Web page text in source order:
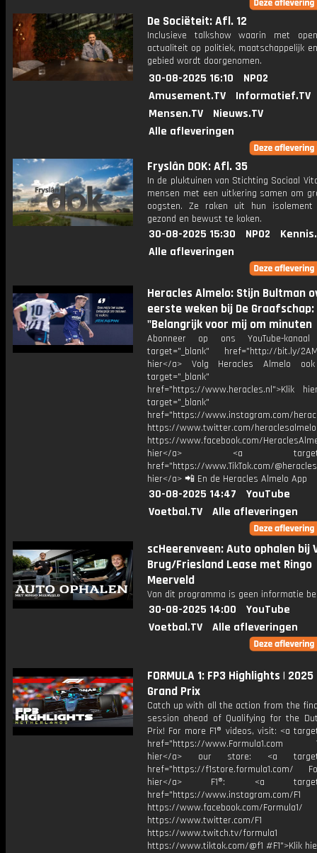
De Sociëteit: Afl. 12
Inclusieve talkshow waarin met
actualiteit op politiek, maatschappelijk
gebied wordt doorgenomen.
30-08-2025 16:10
NPO2
Amusement.TV
Informatief.TV
Mensen.TV
Nieuws.TV
Alle afleveringen
Fryslân DOK: Afl. 35
In de pluktuinen van Stichting Sociaal
mensen met een uitkering samen om
oogsten. Ze raken uit hun
gezond en bewust te koken.
30-08-2025 15:30 NPO2
Alle afleveringen
Heracles Almelo: Stijn Bultman
eerste weken bij De Graafschap:
"Belangrijk voor mij om minuten
Abonneer op ons YouTube-
target="_blank" href="http://bit.ly/
hier</a> Volg Heracles Almelo
target="_blank"
href="https://www.heracles.nl">Klik
target="_blank"
href="https://www.instagram.com/
https://www.twitter.com/heraclesalmelo
https://www.facebook.com/
hier</a> <a
href="https://www.TikTok.com/
hier</a> 📲 En de Heracles Almelo App
30-08-2025 14:47
YouTube
Voetbal.TV
Alle afleveringen
scHeerenveen: Auto ophalen bij
Brug/Friesland Lease met Ringo
Meerveld
Van dit programma is geen informatie
30-08-2025 14:00
YouTube
Voetbal.TV
Alle afleveringen
FORMULA 1: FP3 Highlights |
Grand Prix
Catch up with all the action from the
session ahead of Qualifying for the
Prix! For more F1® videos, visit: <a
href="https://www.Formula1.com
hier</a> our store: <a
href="https://f1store.formula1.com/
hier</a> F1®: <a
href="https://www.instagram.com/F1
https://www.facebook.com/Formula1/
https://www.twitter.com/F1
https://www.twitch.tv/formula1
https://www.tiktok.com/@f1 #F1">Klik